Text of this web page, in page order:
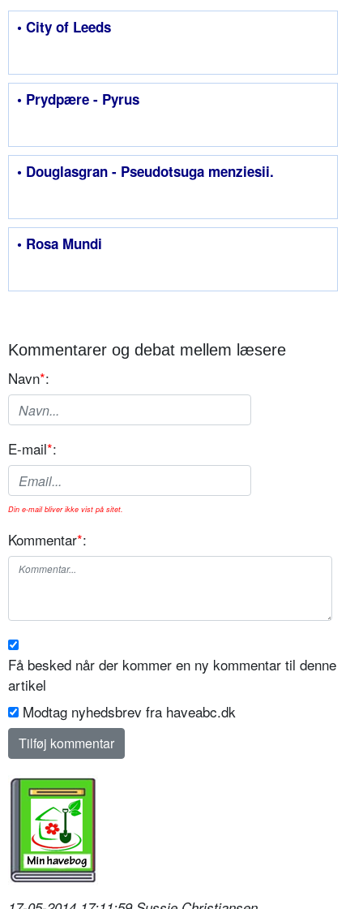
• City of Leeds
• Prydpære - Pyrus
• Douglasgran - Pseudotsuga menziesii.
• Rosa Mundi
Kommentarer og debat mellem læsere
Navn*:
E-mail*:
Din e-mail bliver ikke vist på sitet.
Kommentar*:
Få besked når der kommer en ny kommentar til denne
artikel
Modtag nyhedsbrev fra haveabc.dk